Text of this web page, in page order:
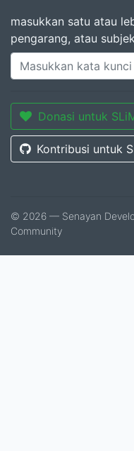
masukkan satu atau
pengarang, atau subjek
Donasi untuk
Kontribusi untuk
© 2026 — Senayan
Community